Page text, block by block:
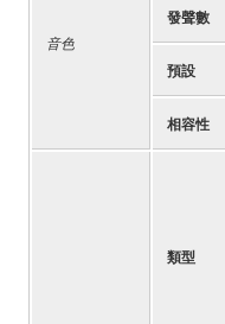
音色
發聲數
預設
相容性
類型